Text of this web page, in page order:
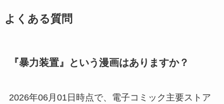
よくある質問
『暴力装置』という漫画はありますか？
2026年06月01日時点で、電子コミック主要ストア